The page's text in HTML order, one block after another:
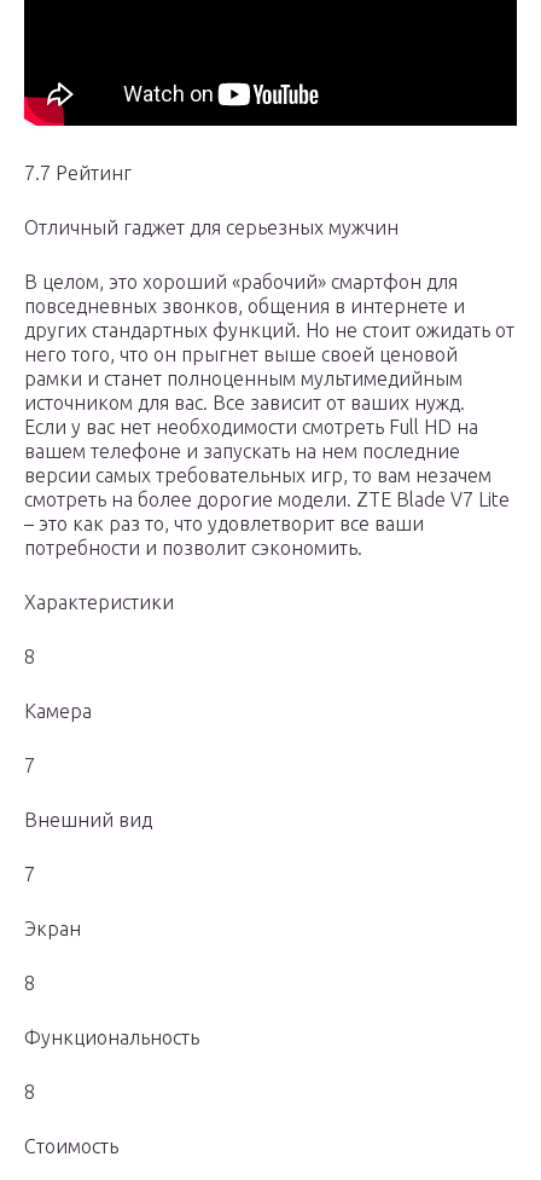
7.7 Рейтинг
Отличный гаджет для серьезных мужчин
В целом, это хороший «рабочий» смартфон для
повседневных звонков, общения в интернете и
других стандартных функций. Но не стоит ожидать от
него того, что он прыгнет выше своей ценовой
рамки и станет полноценным мультимедийным
источником для вас. Все зависит от ваших нужд.
Если у вас нет необходимости смотреть Full HD на
вашем телефоне и запускать на нем последние
версии самых требовательных игр, то вам незачем
смотреть на более дорогие модели. ZTE Blade V7 Lite
– это как раз то, что удовлетворит все ваши
потребности и позволит сэкономить.
Характеристики
8
Камера
7
Внешний вид
7
Экран
8
Функциональность
8
Стоимость